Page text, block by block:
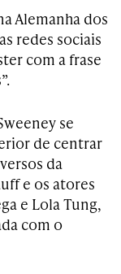
Alemanha dos
redes sociais
com a frase
se
de centrar
da
e os atores
e Lola Tung,
com o